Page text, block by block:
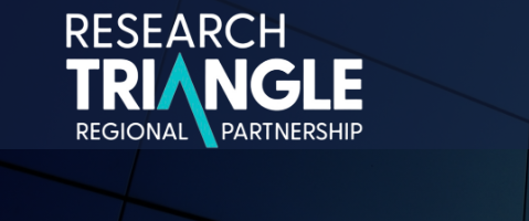
Przejdź do treści